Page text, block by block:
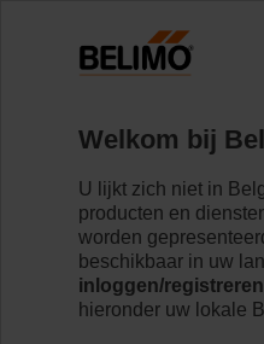
A-22P-A22
Terug naar product
Welkom bij
U lijkt zich niet in
producten en
worden
beschikbaar in uw
inloggen/
hieronder uw lokale